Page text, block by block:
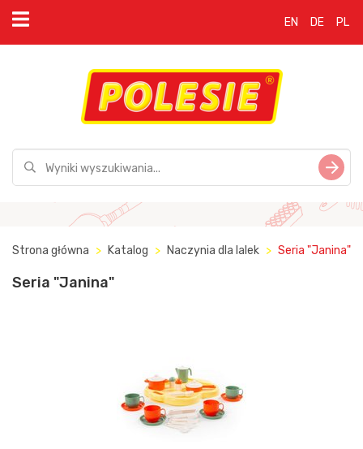
EN DE PL
Strona główna Katalog Naczynia dla lalek Seria "Janina"
Seria "Janina"